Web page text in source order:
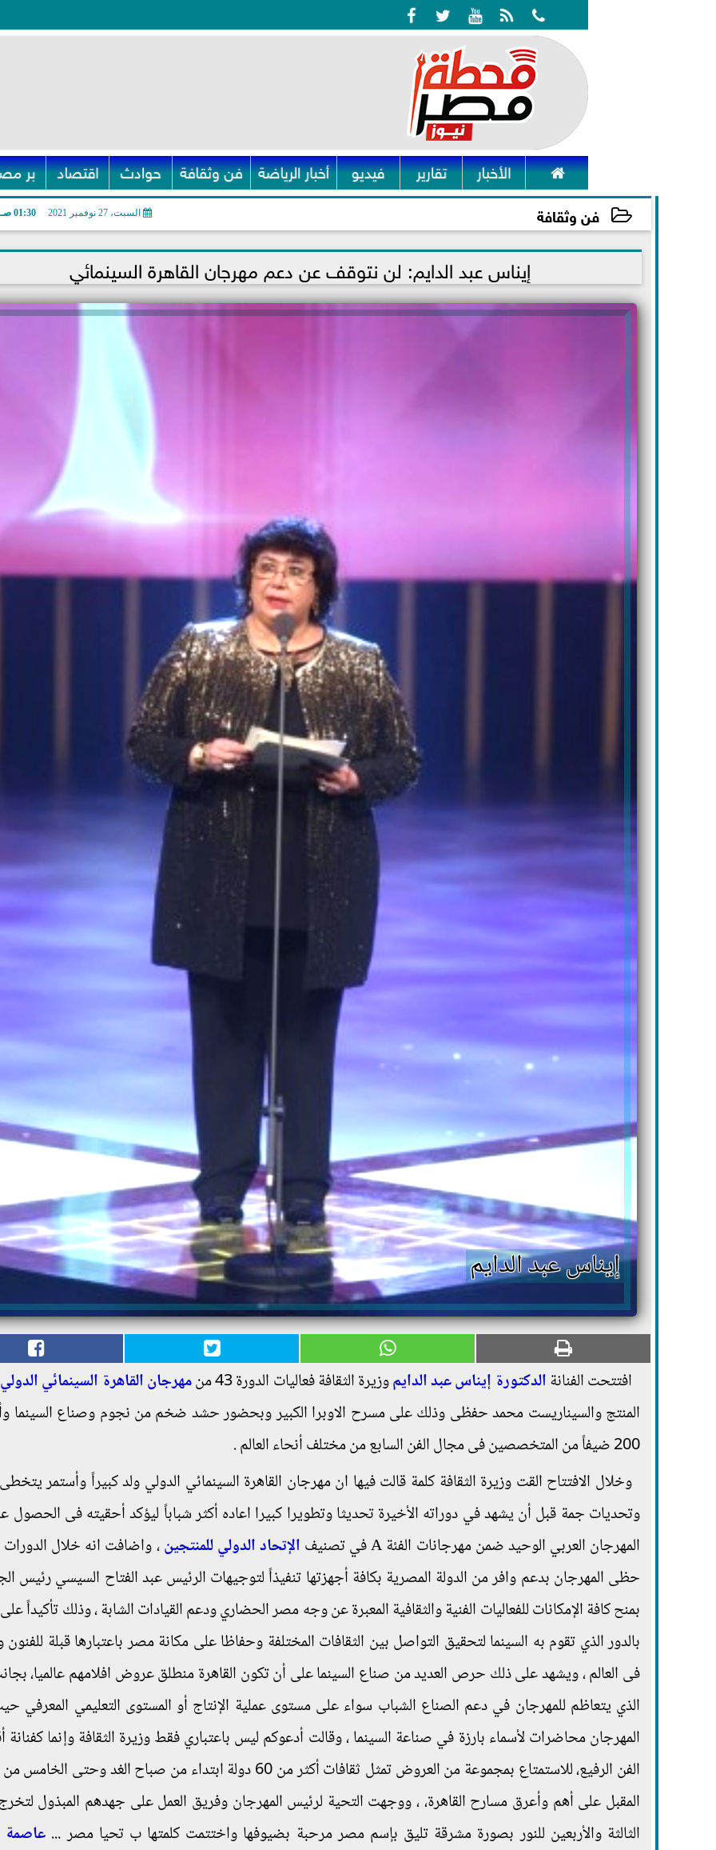
    
 الأخبار تقارير فيديو أخبار الرياضة فن وثقافة حوادث اقتصاد بر
فن وثقافة السبت، 27 نوفمبر 2021 01:30 صـ
2021-11-27 01:30:44 إيناس عبد الدايم: لن نتوقف عن دعم مهرجان القاهرة السينمائي
إيناس عبد الدايم
افتتحت الفنانةالدكتورة إيناس عبد الدايموزيرة الثقافة فعاليات الدورة 43 من مهرجان القاهرة السينمائي الدولي
المنتج والسيناريست محمد حفظى وذلك على مسرح الاوبرا الكبير وبحضور حشد ضخم من نجوم وصناع السينما
200 ضيفاً من المتخصصين فى مجال الفن السابع من مختلف أنحاء العالم .
وخلال الافتتاح القت وزيرة الثقافة كلمة قالت فيها ان مهرجان القاهرة السينمائي الدولي ولد كبيراً وأستمر
وتحديات جمة قبل أن يشهد في دوراته الأخيرة تحديثا وتطويرا كبيرا اعاده أكثر شباباً ليؤكد أحقيته فى الحصول
المهرجان العربي الوحيد ضمن مهرجانات الفئة A في تصنيف
الإتحاد الدولي للمنتجين، واضافت انه خلال الدورات
حظى المهرجان بدعم وافر من الدولة المصرية بكافة أجهزتها تنفيذاً لتوجيهات الرئيس عبد الفتاح السيسي رئيس
بمنح كافة الإمكانات للفعاليات الفنية والثقافية المعبرة عن وجه مصر الحضاري ودعم القيادات الشابة ، وذلك تأكيداً على
بالدور الذي تقوم به السينما لتحقيق التواصل بين الثقافات المختلفة وحفاظا على مكانة مصر باعتبارها قبلة للفنون
فى العالم ، ويشهد على ذلك حرص العديد من صناع السينما على أن تكون القاهرة منطلق عروض افلامهم عالميا،
الذي يتعاظم للمهرجان في دعم الصناع الشباب سواء على مستوى عملية الإنتاج أو المستوى التعليمي المعرفي
المهرجان محاضرات لأسماء بارزة في صناعة السينما ، وقالت أدعوكم ليس باعتباري فقط وزيرة الثقافة وإنما كفنانة
الفن الرفيع، للاستمتاع بمجموعة من العروض تمثل ثقافات أكثر من 60 دولة ابتداء من صباح الغد
المقبل على أهم وأعرق مسارح القاهرة، ، ووجهت التحية لرئيس المهرجان وفريق العمل على جهدهم المبذول
الثالثة والأربعين للنور بصورة مشرقة تليق بإسم مصر مرحبة بضيوفها واختتمت كلمتها ب تحيا مصر ... عاصمة